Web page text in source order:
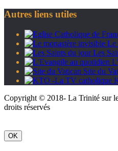
Autres liens utiles
Le
Les
Site du
Copyright © 2018- La Trinité sur
droits réservés
OK